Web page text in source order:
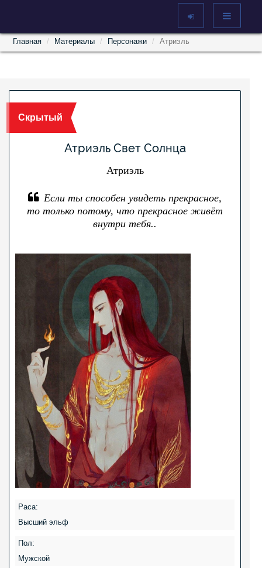
Главная Материалы Персонажи Атриэль
Скрытый
Атриэль Свет Солнца
Атриэль
Если ты способен увидеть прекрасное,
то только потому, что прекрасное живёт
внутри тебя..
Раса:
Высший эльф
Пол:
Мужской